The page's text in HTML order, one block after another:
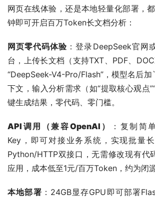
网页在线体验，还是本地轻量化部署，
钟即可开启百万Token长文档分析：
网页零代码体验 ：登录DeepSeek官网
台，上传长文档（支持TXT、PDF、
“DeepSeek-V4-Pro/Flash”，模型名后
下文，输入分析需求（如“提取核心观点
键生成结果，零代码、零门槛。
API调用（兼容OpenAI）
：复制简
Key，即可对接业务系统，实现批量
Python/HTTP双接口，无需修改现有代
应用，成本低至1元/百万Token，约为闭
本地部署 ：24GB显存GPU即可部署